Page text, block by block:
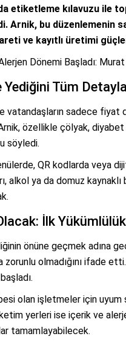
etiketleme kılavuzu ile
Arnik, bu düzenlemenin
ve kayıtlı üretimi
Dönemi Başladı:
Tüm
vatandaşların sadece
özellikle çölyak, diyabet
söyledi.
QR kodlarda veya
alkol ya da domuz
İlk
önüne geçmek adına
zorunlu olmadığını ifade
olan işletmeler için
yerleri ise içerik ve
tamamlayabilecek.